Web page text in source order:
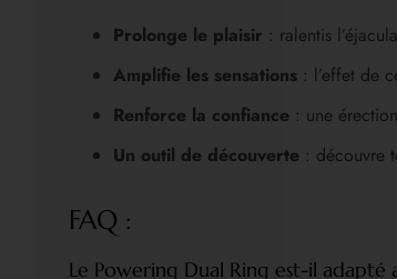
Prolonge le plaisir : ralentis
Amplifie les sensations : l’effet de
Renforce la confiance : une
Un outil de découverte : découvre
FAQ :
Le Powering Dual Ring est-il adapté